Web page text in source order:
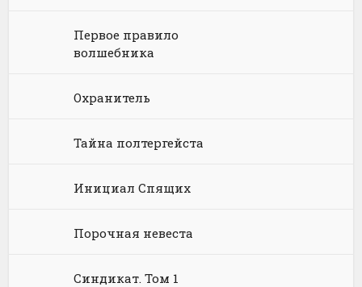
Юриспруденция, право
Попаданцы
Русское фэнтези
Юмористическое фэнтези
Первое правило
волшебника
Охранитель
Тайна полтергейста
Инициал Спящих
Порочная невеста
Синдикат. Том 1